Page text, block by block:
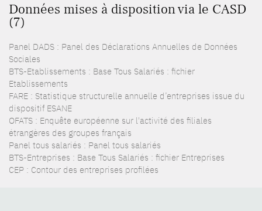
Données mises à disposition via le CASD
(7)
Panel DADS : Panel des Déclarations Annuelles de Données
Sociales
BTS-Etablissements : Base Tous Salariés : fichier
Etablissements
FARE : Statistique structurelle annuelle d’entreprises issue du
dispositif ESANE
OFATS : Enquête européenne sur l'activité des filiales
étrangères des groupes français
Panel tous salariés : Panel tous salariés
BTS-Entreprises : Base Tous Salariés : fichier Entreprises
CEP : Contour des entreprises profilées